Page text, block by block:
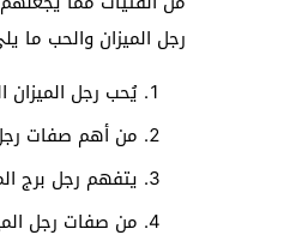
رجل الميزان والحب ما
يُحب رجل
من أهم صفات رجل
يتفهم رجل برج
من صفات رجل